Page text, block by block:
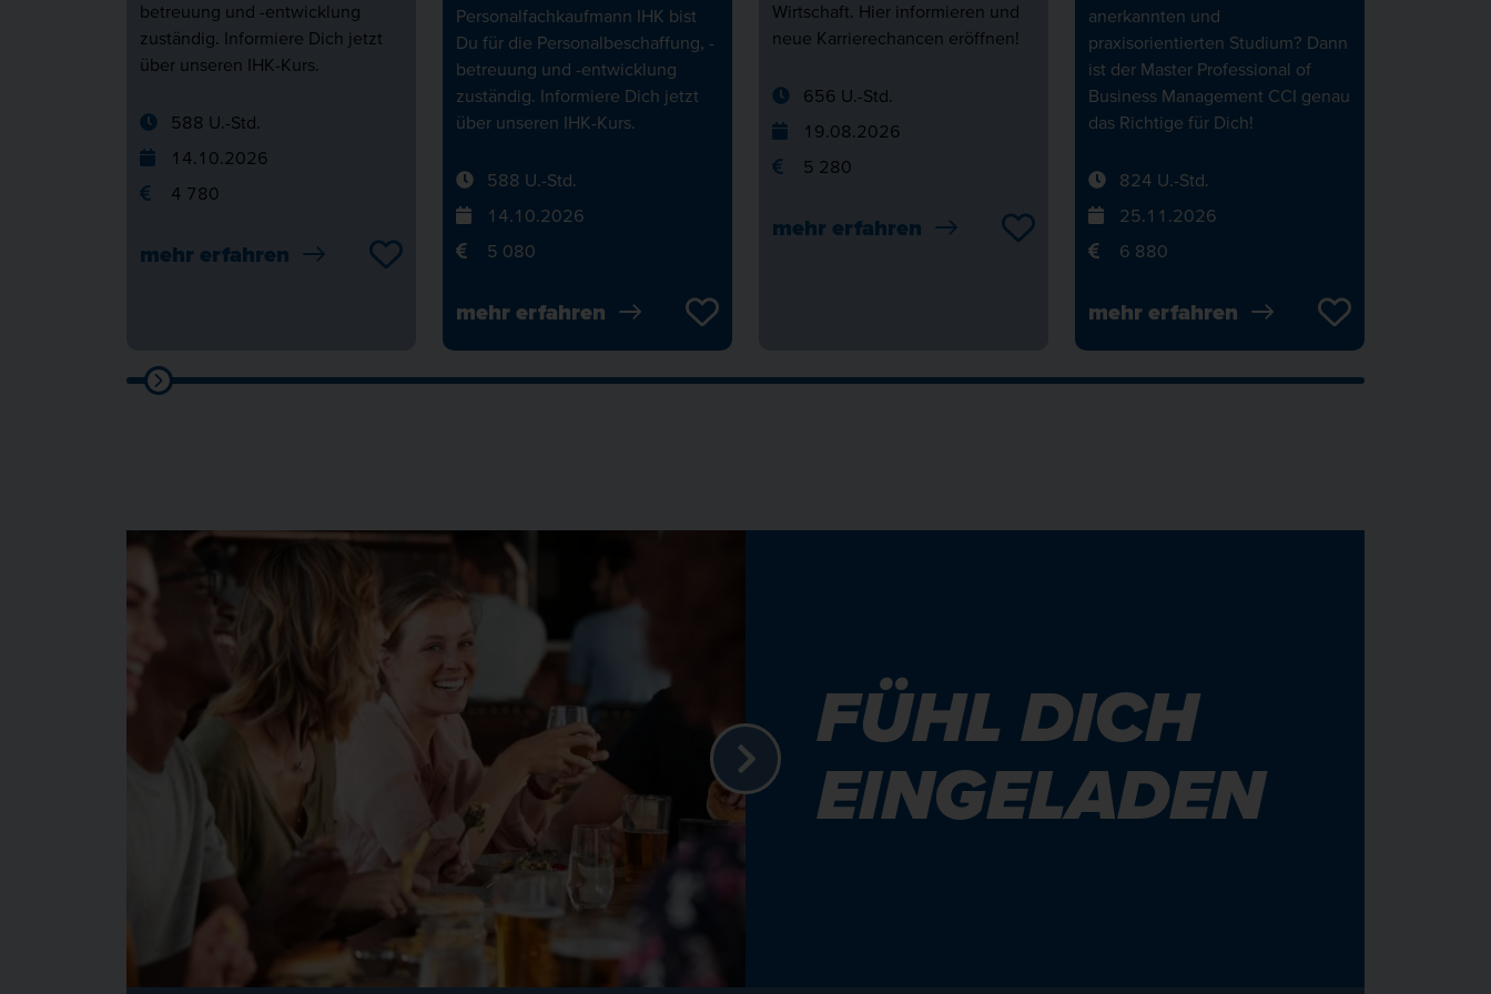
betreuung und -entwicklung
zuständig. Informiere Dich jetzt
über unseren IHK-Kurs.
588 U.-Std.
14.10.2026
4 780
mehr erfahren
Personalfachkaufmann IHK bist
Du für die Personalbeschaffung, -
betreuung und -entwicklung
zuständig. Informiere Dich jetzt
über unseren IHK-Kurs.
588 U.-Std.
14.10.2026
5 080
mehr erfahren
Wirtschaft. Hier informieren und
neue Karrierechancen eröffnen!
656 U.-Std.
19.08.2026
5 280
mehr erfahren
anerkannten und
praxisorientierten Studium? Dann
ist der Master Professional of
Business Management CCI genau
das Richtige für Dich!
824 U.-Std.
25.11.2026
6 880
mehr erfahren
FÜHL DICH
EINGELADEN
FÜHL DICH
WOHL IM
CAMPUS75